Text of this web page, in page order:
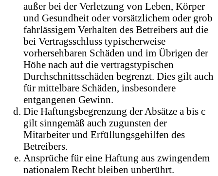
außer bei der Verletzung von Leben, Körper
und Gesundheit oder vorsätzlichem oder grob
fahrlässigem Verhalten des Betreibers auf die
bei Vertragsschluss typischerweise
vorhersehbaren Schäden und im Übrigen der
Höhe nach auf die vertragstypischen
Durchschnittsschäden begrenzt. Dies gilt auch
für mittelbare Schäden, insbesondere
entgangenen Gewinn.
Die Haftungsbegrenzung der Absätze a bis c
gilt sinngemäß auch zugunsten der
Mitarbeiter und Erfüllungsgehilfen des
Betreibers.
Ansprüche für eine Haftung aus zwingendem
nationalem Recht bleiben unberührt.